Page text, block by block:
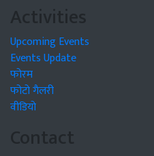
Activities
Upcoming Events
Events Update
फोरम
फोटो गैलरी
वीडियो
Contact